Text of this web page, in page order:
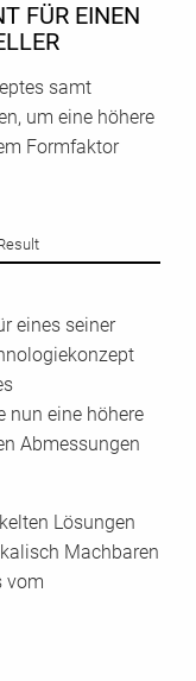
FÜR EINEN
samt
um eine höhere
Formfaktor
eines seiner
nun eine höhere
Abmessungen
Lösungen
Machbaren
vom